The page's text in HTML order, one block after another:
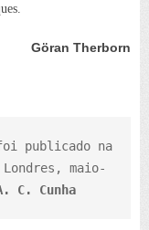
Göran Therborn
publicado na
maio-
C. Cunha